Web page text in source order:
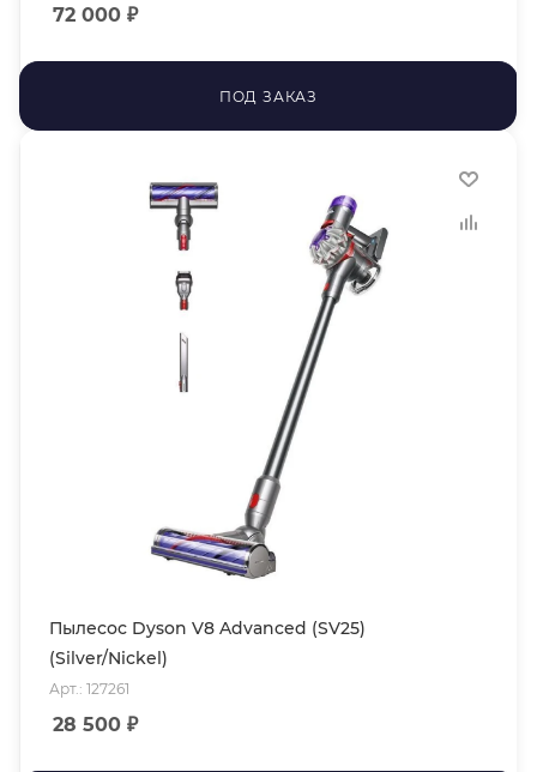
72 000 ₽
ПОД ЗАКАЗ
Пылесос Dyson V8 Advanced (SV25)
(Silver/Nickel)
Арт.: 127261
28 500 ₽